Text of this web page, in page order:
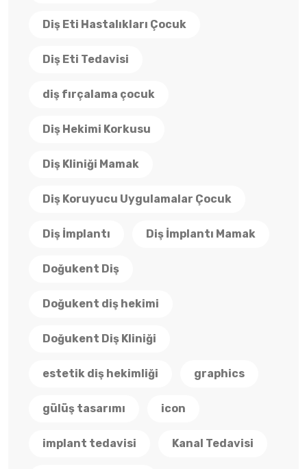
Diş Eti Hastalıkları Çocuk
Diş Eti Tedavisi
diş fırçalama çocuk
Diş Hekimi Korkusu
Diş Kliniği Mamak
Diş Koruyucu Uygulamalar Çocuk
Diş İmplantı Diş İmplantı Mamak
Doğukent Diş
Doğukent diş hekimi
Doğukent Diş Kliniği
estetik diş hekimliği graphics
gülüş tasarımı icon
implant tedavisi Kanal Tedavisi